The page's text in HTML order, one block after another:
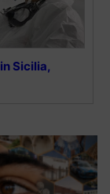
Sicilia,